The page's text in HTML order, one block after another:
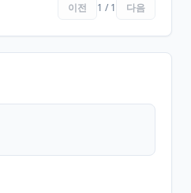
이전 1 / 1 다음